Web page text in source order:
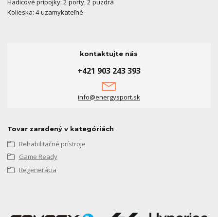
Hadicové prípojky: 2 porty, 2 puzdrá
Kolieska: 4 uzamykateľné
kontaktujte nás
+421 903 243 393
info@energysport.sk
Tovar zaradený v kategóriách
Rehabilitačné prístroje
Game Ready
Regenerácia